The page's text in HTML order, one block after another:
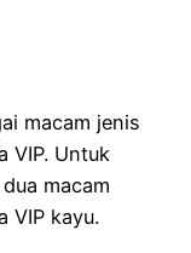
macam jenis
VIP. Untuk
macam
VIP kayu.